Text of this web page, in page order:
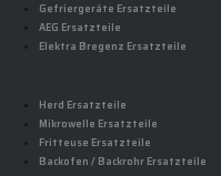
Gefriergeräte Ersatzteile
AEG Ersatzteile
Elektra Bregenz Ersatzteile
Herd Ersatzteile
Mikrowelle Ersatzteile
Fritteuse Ersatzteile
Backofen / Backrohr Ersatzteile